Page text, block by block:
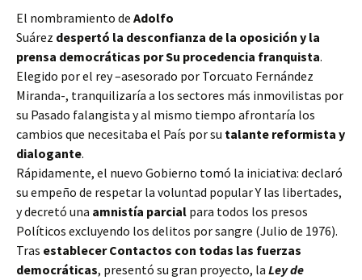
El nombramiento de Adolfo
Suárez despertó la desconfianza de la oposición y la
prensa democráticas por Su procedencia franquista.
Elegido por el rey –asesorado por Torcuato Fernández
Miranda-, tranquilizaría a los sectores más inmovilistas por
su Pasado falangista y al mismo tiempo afrontaría los
cambios que necesitaba el País por su talante reformista y
dialogante.
Rápidamente, el nuevo Gobierno tomó la iniciativa: declaró
su empeño de respetar la voluntad popular Y las libertades,
y decretó una amnistía parcial para todos los presos
Políticos excluyendo los delitos por sangre (Julio de 1976).
Tras establecer Contactos con todas las fuerzas
democráticas, presentó su gran proyecto, la Ley de